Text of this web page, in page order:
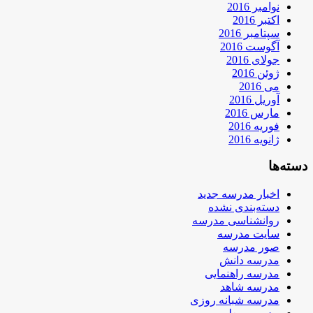
نوامبر 2016
اکتبر 2016
سپتامبر 2016
آگوست 2016
جولای 2016
ژوئن 2016
می 2016
آوریل 2016
مارس 2016
فوریه 2016
ژانویه 2016
دسته‌ها
اخبار مدرسه جدید
دسته‌بندی نشده
روانشناسی مدرسه
سایت مدرسه
صور مدرسه
مدرسه دانش
مدرسه راهنمایی
مدرسه شاهد
مدرسه شبانه روزی